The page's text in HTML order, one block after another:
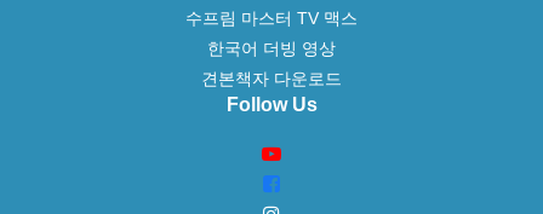
수프림 마스터 TV 맥스
한국어 더빙 영상
견본책자 다운로드
Follow Us